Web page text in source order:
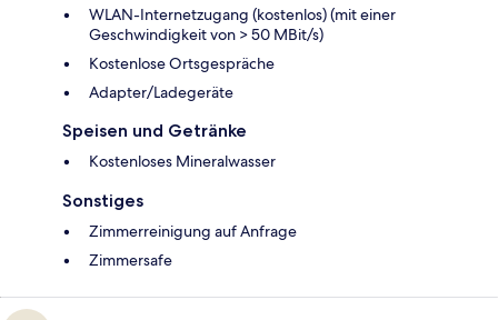
WLAN-Internetzugang (kostenlos) (mit einer
Geschwindigkeit von > 50 MBit/s)
Kostenlose Ortsgespräche
Adapter/Ladegeräte
Speisen und Getränke
Kostenloses Mineralwasser
Sonstiges
Zimmerreinigung auf Anfrage
Zimmersafe